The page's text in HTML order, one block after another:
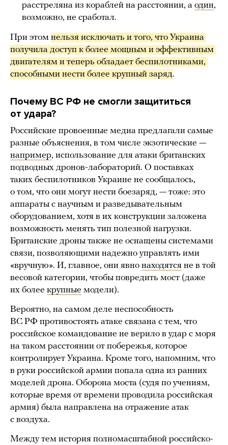
расстреляна из кораблей на расстоянии, а один,
возможно, не сработал.
При этом нельзя исключать и того, что Украина
получила доступ к более мощным и эффективным
двигателям и теперь обладает беспилотниками,
способными нести более крупный заряд.
Почему ВС РФ не смогли защититься
от удара?
Российские провоенные медиа предлагали самые
разные объяснения, в том числе экзотические —
например, использование для атаки британских
подводных дронов-лабораторий. О поставках
таких беспилотников Украине не сообщалось,
о том, что они могут нести боезаряд, — тоже: это
аппараты с научным и разведывательным
оборудованием, хотя в их конструкции заложена
возможность менять тип полезной нагрузки.
Британские дроны также не оснащены системами
связи, позволяющими надежно управлять ими
«вручную». И, главное, они явно находятся не в той
весовой категории, чтобы повредить мост (даже
их более крупные модели).
Вероятно, на самом деле неспособность
ВС РФ противостоять атаке связана с тем, что
российское командование не верило в удар с моря
на таком расстоянии от побережья, которое
контролирует Украина. Кроме того, напомним, что
в руки российской армии попала одна из ранних
моделей дрона. Оборона моста (судя по учениям,
которые время от времени проводила российская
армия) была направлена на отражение атак
с воздуха.
Между тем история полномасштабной российско-